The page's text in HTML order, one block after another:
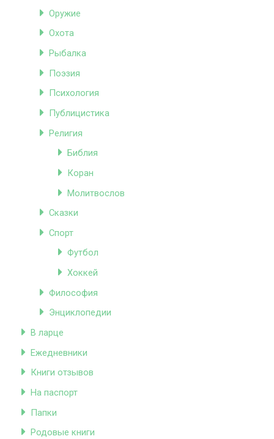
Оружие
Охота
Рыбалка
Поэзия
Психология
Публицистика
Религия
Библия
Коран
Молитвослов
Сказки
Спорт
Футбол
Хоккей
Философия
Энциклопедии
В ларце
Ежедневники
Книги отзывов
На паспорт
Папки
Родовые книги